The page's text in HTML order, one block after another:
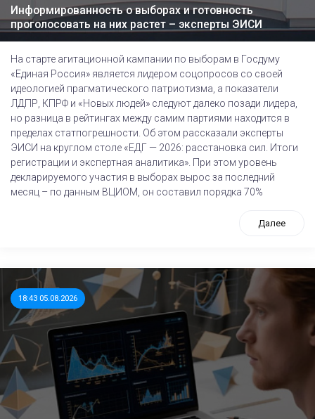
Информированность о выборах и готовность
проголосовать на них растет – эксперты ЭИСИ
На старте агитационной кампании по выборам в Госдуму
«Единая Россия» является лидером соцопросов со своей
идеологией прагматического патриотизма, а показатели
ЛДПР, КПРФ и «Новых людей» следуют далеко позади лидера,
но разница в рейтингах между самим партиями находится в
пределах статпогрешности. Об этом рассказали эксперты
ЭИСИ на круглом столе «ЕДГ — 2026: расстановка сил. Итоги
регистрации и экспертная аналитика». При этом уровень
декларируемого участия в выборах вырос за последний
месяц – по данным ВЦИОМ, он составил порядка 70%
Далее
18:43 05.08.2026